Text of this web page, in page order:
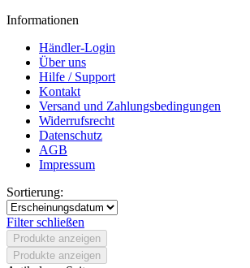
Informationen
Händler-Login
Über uns
Hilfe / Support
Kontakt
Versand und Zahlungsbedingungen
Widerrufsrecht
Datenschutz
AGB
Impressum
Sortierung:
Filter schließen
Produkte anzeigen
Produkte anzeigen